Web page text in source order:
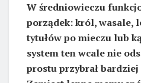
W średniowieczu
porządek: król, wasale,
tytułów po mieczu lub
system ten wcale nie
prostu przybrał